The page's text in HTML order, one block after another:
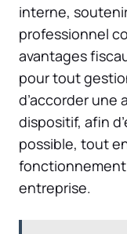
interne,
professionnel
avantages
pour tout
d’accorder une
dispositif, afin
possible, tout
fonctionnement
entreprise.